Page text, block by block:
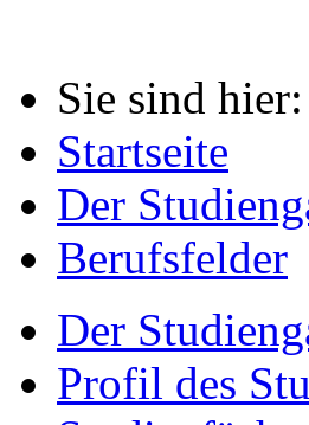
Sie sind hier:
Startseite
Der
Berufsfelder
Der
Profil des